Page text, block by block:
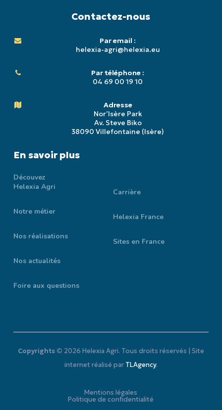
Contactez-nous
Par email :
helexia-agri@helexia.eu
Par téléphone :
04 69 00 19 10
Adresse
Nor’Isère Park
Av. Steve Biko
38090 Villefontaine (Isère)
En savoir plus
Découvez
Helexia Agri
Notre métier
Nos réalisations
Nos actualités
Foire aux questions
Carrière
Helexia France
Sites en France
Copyrights © 2026 Helexia Agri. Tous droits réservés | Site
internet réalisé par TLAgency.
Mentions légales
Politique de confidentialité